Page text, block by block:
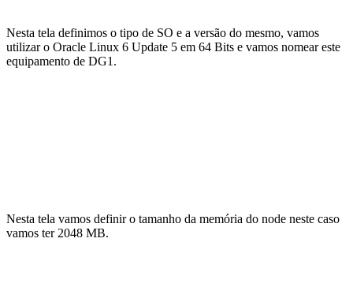
Nesta tela definimos o tipo de SO e a versão do mesmo, vamos
utilizar o Oracle Linux 6 Update 5 em 64 Bits e vamos nomear este
equipamento de DG1.
Nesta tela vamos definir o tamanho da memória do node neste caso
vamos ter 2048 MB.